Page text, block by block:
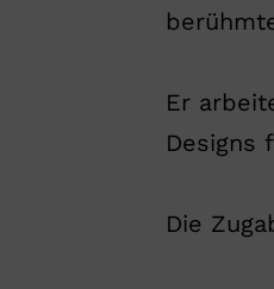
Er
Designs
Die